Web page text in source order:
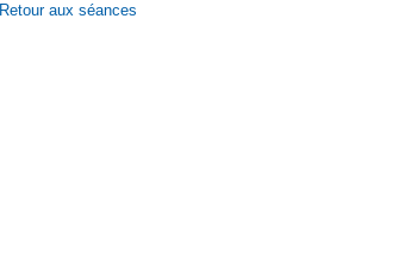
Retour aux séances